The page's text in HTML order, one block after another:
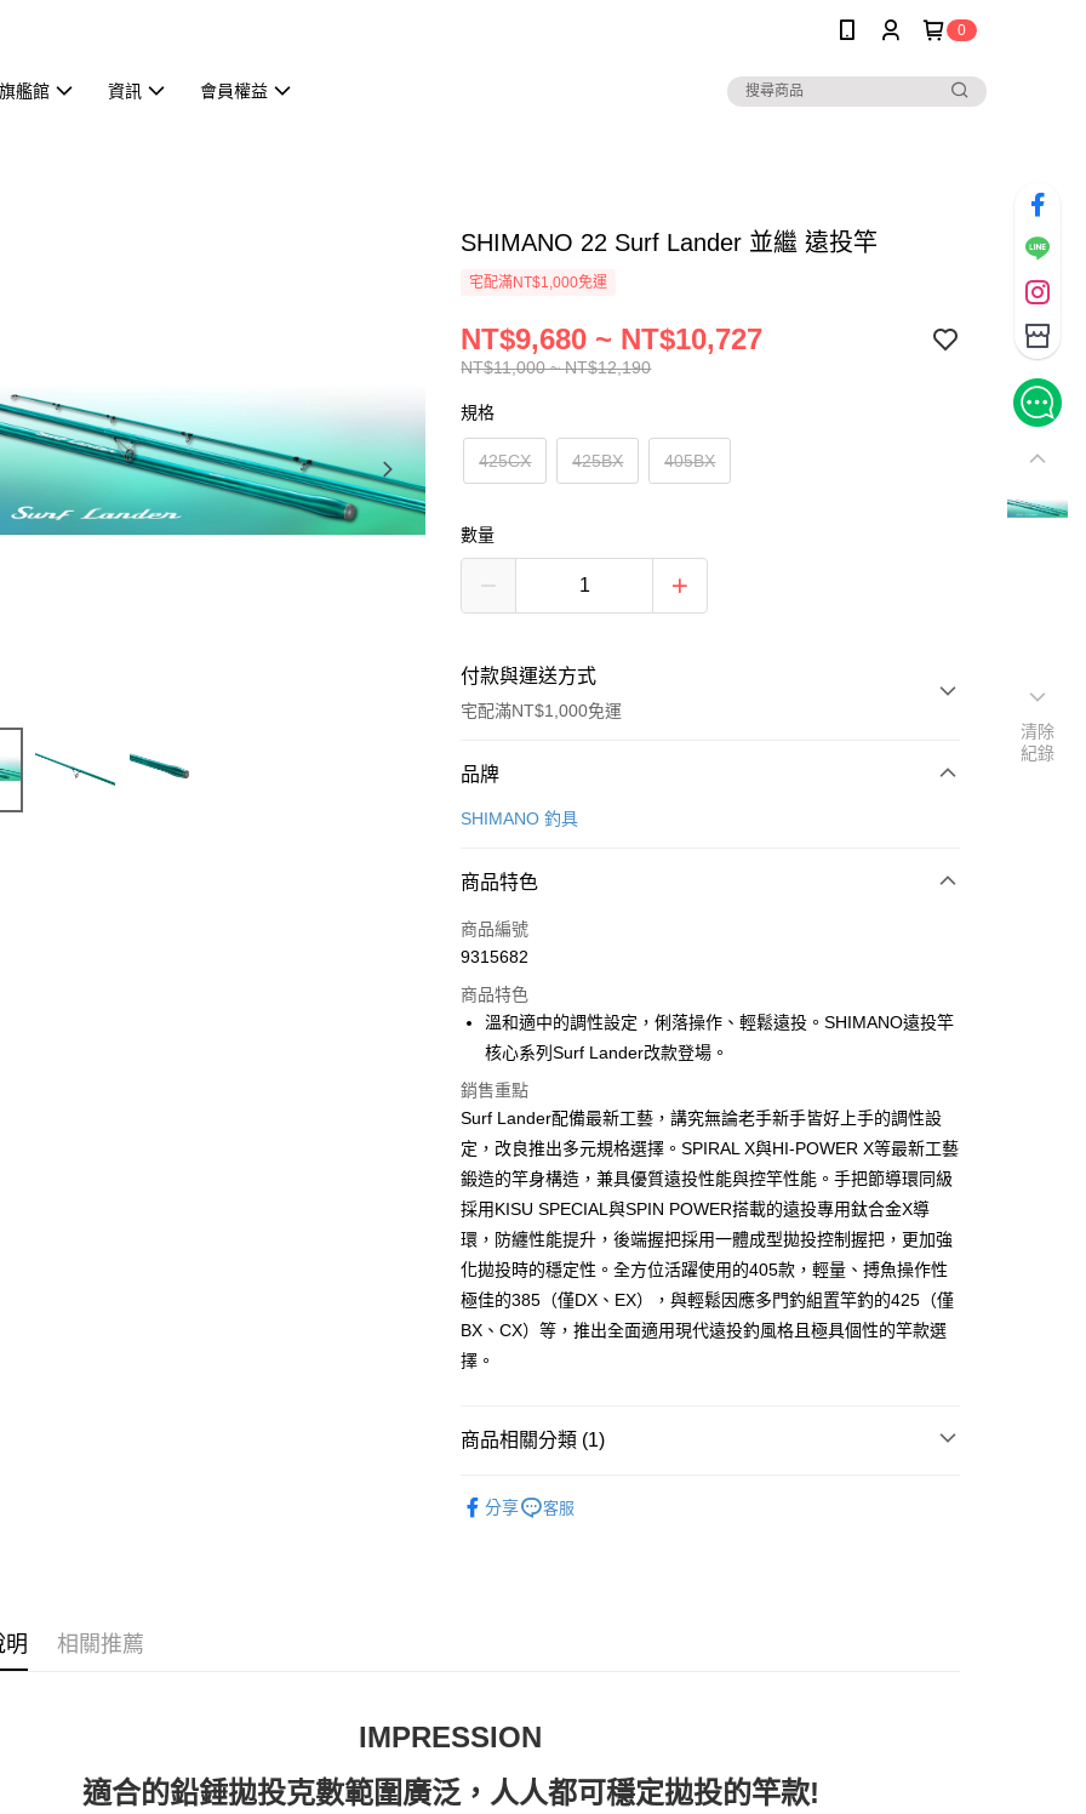
0
艦館 資訊 會員權益
SHIMANO 22 Surf Lander 並繼 遠投竿
宅配滿NT$1,000免運
NT$11,000 ~ NT$12,190
NT$9,680 ~ NT$10,727
規格
425CX 425BX 405BX
數量
付款與運送方式
宅配滿NT$1,000免運
付款方式
信用卡一次付款
合作金庫商業銀行
華南商業銀行
上海商業儲蓄銀行
國泰世華商業銀行
兆豐國際商業銀行
臺灣中小企業銀行
聯邦商業銀行
元大商業銀行
永豐商業銀行
玉山商業銀行
星展（台灣）商業銀行
台新國際商業銀行
中國信託商業銀行
6 期 0 利率 每期
華南商業銀行
上海商業儲蓄銀行
台北富邦商業銀行
國泰世華商業銀行
匯豐（台灣）商業銀行
聯邦商業銀行
遠東國際商業銀行
元大商業銀行
永豐商業銀行
玉山商業銀行
星展（台灣）商業銀行
台新國際商業銀行
中國信託商業銀行
台灣樂天信用卡公司
LINE Pay
Apple Pay
Google Pay
全盈+PAY
ATM付款
新竹貨運
每筆NT$100，滿NT$1,000(含以上)免運費
免運費
品牌
SHIMANO 釣具
商品特色
商品編號
9315682
商品特色
溫和適中的調性設定，俐落操作、輕鬆遠投。SHIMANO遠投竿
核心系列Surf Lander改款登場。
銷售重點
Surf Lander配備最新工藝，講究無論老手新手皆好上手的調性設
定，改良推出多元規格選擇。SPIRAL X與HI-POWER X等最新工藝
鍛造的竿身構造，兼具優質遠投性能與控竿性能。手把節導環同級
採用KISU SPECIAL與SPIN POWER搭載的遠投專用鈦合金X導
環，防纏性能提升，後端握把採用一體成型拋投控制握把，更加強
化拋投時的穩定性。全方位活躍使用的405款，輕量、搏魚操作性
極佳的385（僅DX、EX），與輕鬆因應多門釣組置竿釣的425（僅
BX、CX）等，推出全面適用現代遠投釣風格且極具個性的竿款選
擇。
商品相關分類 (1)
分享
客服
明 相關推薦
IMPRESSION
適合的鉛錘拋投克數範圍廣泛，人人都可穩定拋投的竿款!
清除
紀錄